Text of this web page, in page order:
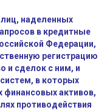
наделенных
в кредитные
Федерации,
регистрацию
и сделок с ним, и
в которых
активов,
противодействия